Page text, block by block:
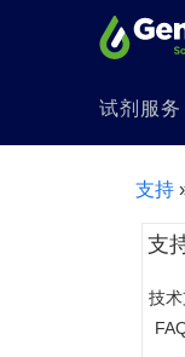
试剂服务
支持
支
技